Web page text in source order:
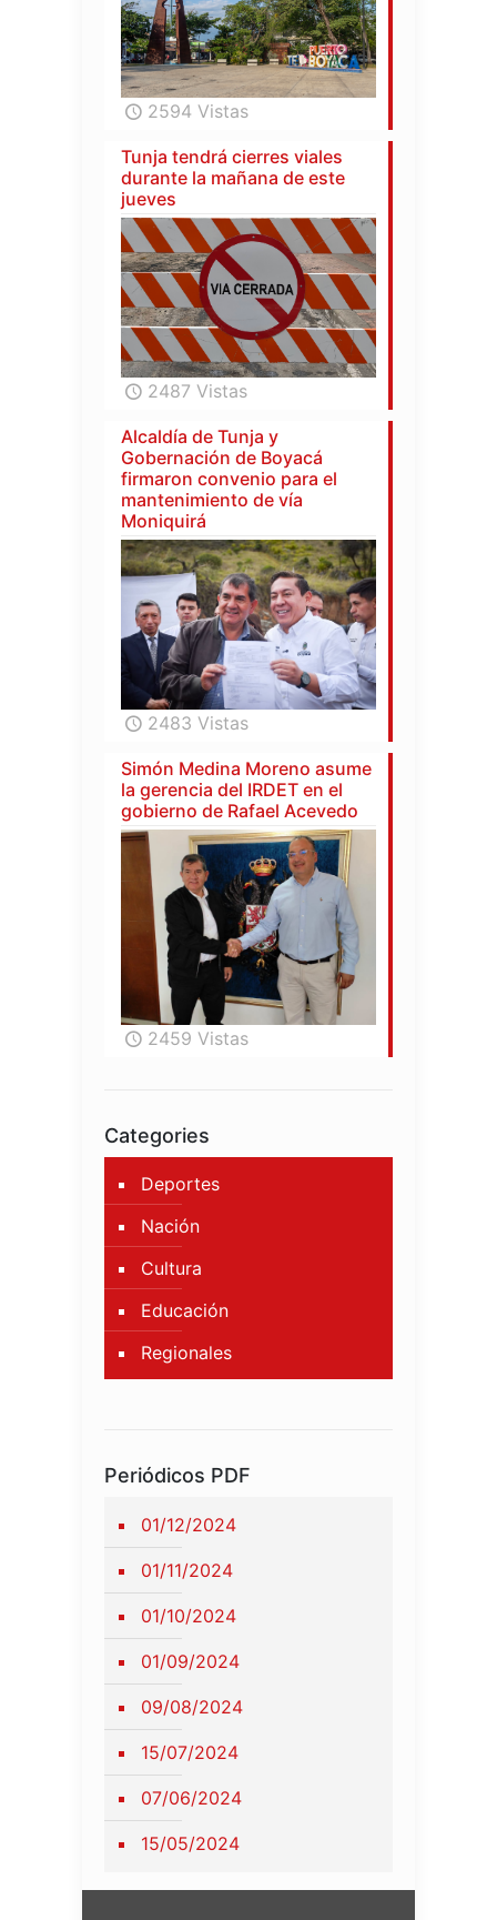
2594 Vistas
Tunja tendrá cierres viales
durante la mañana de este
jueves
2487 Vistas
Alcaldía de Tunja y
Gobernación de Boyacá
firmaron convenio para el
mantenimiento de vía
Moniquirá
2483 Vistas
Simón Medina Moreno asume
la gerencia del IRDET en el
gobierno de Rafael Acevedo
2459 Vistas
Categories
Deportes
Nación
Cultura
Educación
Regionales
Periódicos PDF
01/12/2024
01/11/2024
01/10/2024
01/09/2024
09/08/2024
15/07/2024
07/06/2024
15/05/2024